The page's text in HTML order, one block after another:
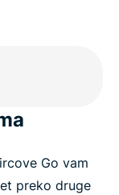
Go vam
preko druge